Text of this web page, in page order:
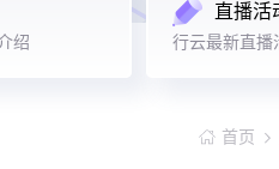
绍
直播活
行云最新直播
首页